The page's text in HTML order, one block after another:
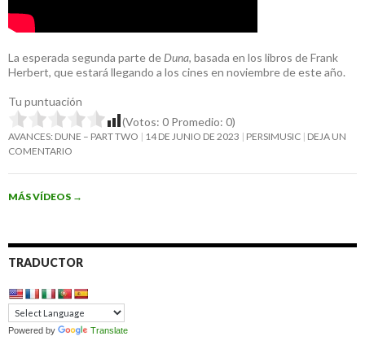
La esperada segunda parte de Duna, basada en los libros de Frank
Herbert, que estará llegando a los cines en noviembre de este año.
Tu puntuación
(Votos: 0 Promedio: 0)
AVANCES: DUNE – PART TWO 14 DE JUNIO DE 2023 PERSIMUSIC DEJA UN
COMENTARIO
MÁS VÍDEOS →
TRADUCTOR
Powered by Translate